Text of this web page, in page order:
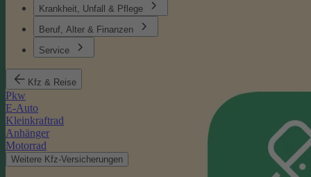
Krankheit, Unfall & Pflege
Beruf, Alter & Finanzen
Service
Kfz & Reise
Pkw
E-Auto
Kleinkraftrad
Anhänger
Motorrad
Weitere Kfz-Versicherungen